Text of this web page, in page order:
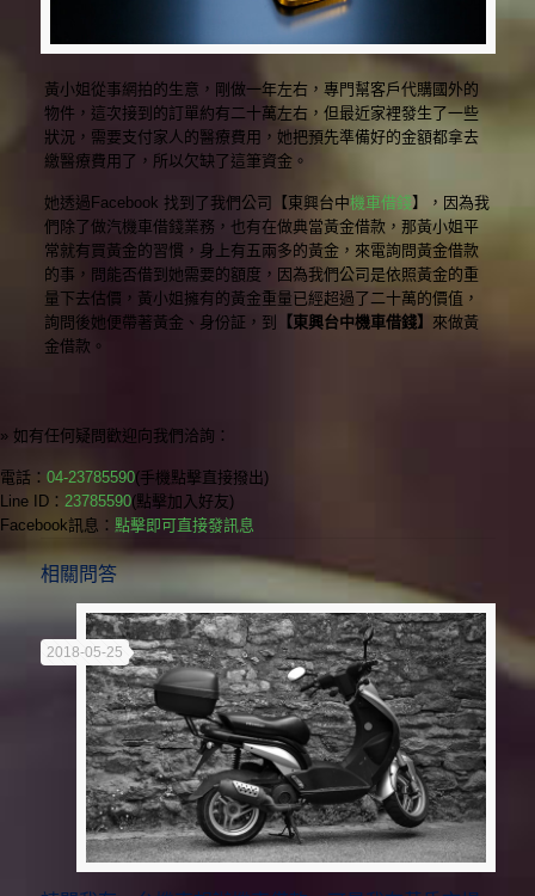
黃小姐從事網拍的生意，剛做一年左右，專門幫客戶代購國外的
物件，這次接到的訂單約有二十萬左右，但最近家裡發生了一些
狀況，需要支付家人的醫療費用，她把預先準備好的金額都拿去
繳醫療費用了，所以欠缺了這筆資金。
她透過Facebook 找到了我們公司【東興台中機車借錢】，因為我
們除了做汽機車借錢業務，也有在做典當黃金借款，那黃小姐平
常就有買黃金的習慣，身上有五兩多的黃金，來電詢問黃金借款
的事，問能否借到她需要的額度，因為我們公司是依照黃金的重
量下去估價，黃小姐擁有的黃金重量已經超過了二十萬的價值，
詢問後她便帶著黃金、身份証，到
【東興台中機車借錢】 來做黃
金借款。
» 如有任何疑問歡迎向我們洽詢：
電話： 04-23785590(手機點擊直接撥出)
Line ID： 23785590(點擊加入好友)
Facebook訊息： 點擊即可直接發訊息
相關問答
2018-05-25